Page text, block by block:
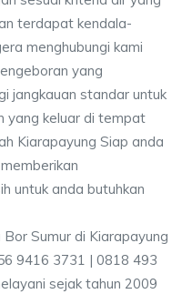
terdapat kendala-
menghubungi kami
yang
jangkauan standar untuk
yang keluar di tempat
Kiarapayung Siap anda
untuk anda butuhkan
9416 3731 | 0818 493
sejak tahun 2009